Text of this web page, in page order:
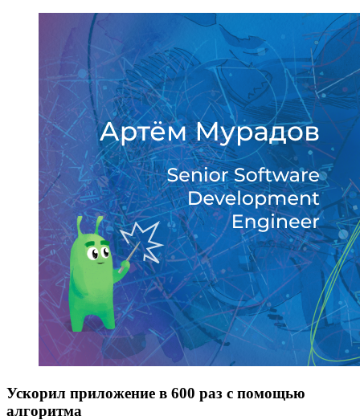
Ускорил приложение в 600 раз с помощью
алгоритма